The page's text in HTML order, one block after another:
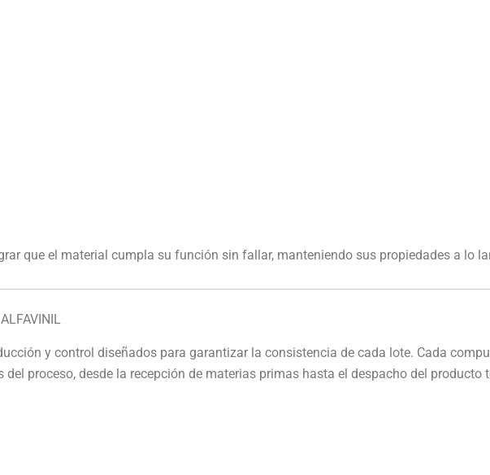
que el material cumpla su función sin fallar, manteniendo sus propiedades a lo
y control diseñados para garantizar la consistencia de cada lote. Cada
proceso, desde la recepción de materias primas hasta el despacho del producto